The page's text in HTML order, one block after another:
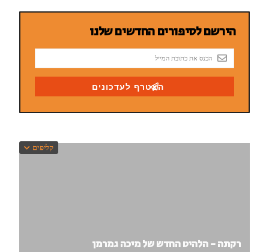
קליפים
רקתה - הלהיט החדש של מיכה גמרמן